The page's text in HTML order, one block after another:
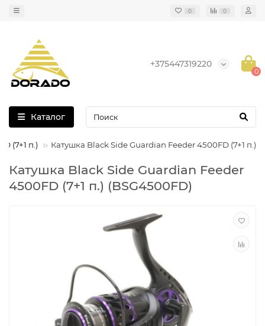
0 0
+375447319220
0
Каталог
(7+1 п.) Катушка Black Side Guardian Feeder 4500FD (7+1 п.)
Катушка Black Side Guardian Feeder
4500FD (7+1 п.) (BSG4500FD)